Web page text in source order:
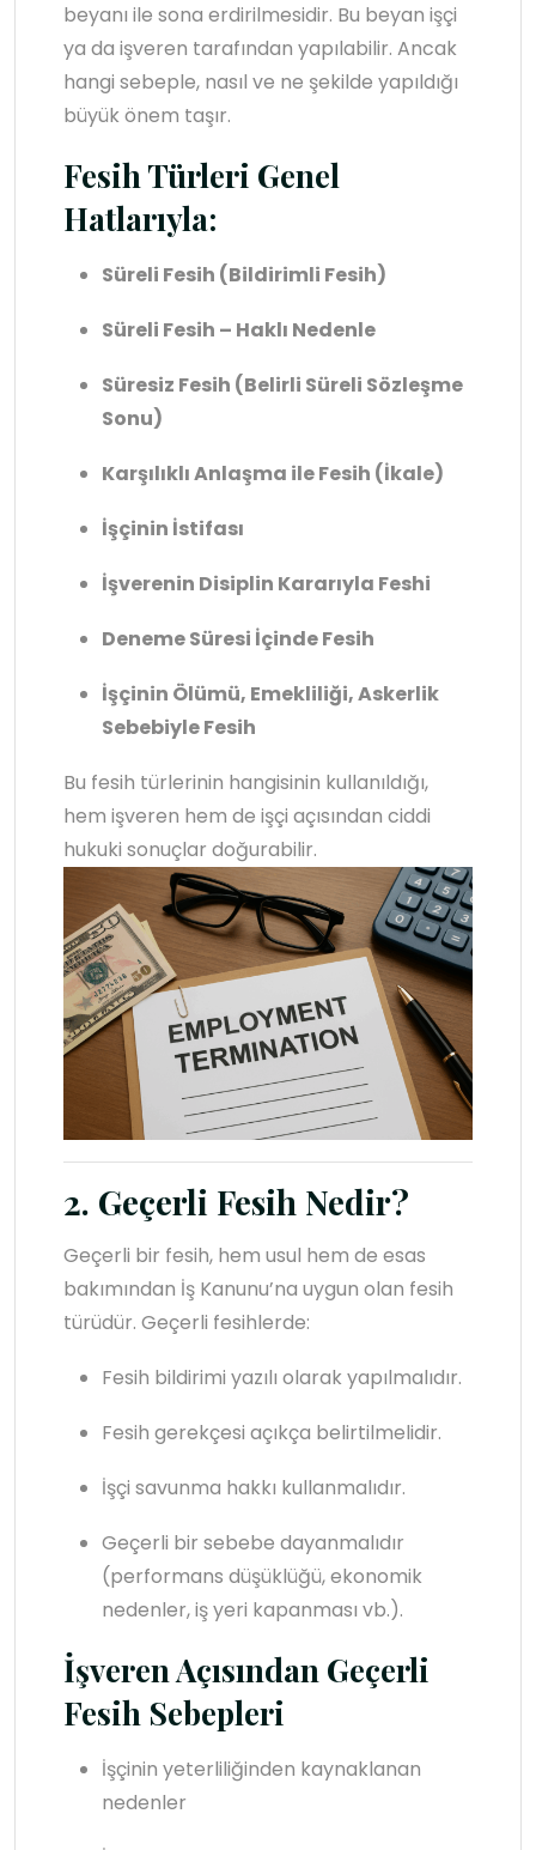
beyanı ile sona erdirilmesidir. Bu beyan işçi
ya da işveren tarafından yapılabilir. Ancak
hangi sebeple, nasıl ve ne şekilde yapıldığı
büyük önem taşır.
Fesih Türleri Genel
Hatlarıyla:
Süreli Fesih (Bildirimli Fesih)
Süreli Fesih – Haklı Nedenle
Süresiz Fesih (Belirli Süreli Sözleşme
Sonu)
Karşılıklı Anlaşma ile Fesih (İkale)
İşçinin İstifası
İşverenin Disiplin Kararıyla Feshi
Deneme Süresi İçinde Fesih
İşçinin Ölümü, Emekliliği, Askerlik
Sebebiyle Fesih
Bu fesih türlerinin hangisinin kullanıldığı,
hem işveren hem de işçi açısından ciddi
hukuki sonuçlar doğurabilir.
2. Geçerli Fesih Nedir?
Geçerli bir fesih, hem usul hem de esas
bakımından İş Kanunu’na uygun olan fesih
türüdür. Geçerli fesihlerde:
Fesih bildirimi yazılı olarak yapılmalıdır.
Fesih gerekçesi açıkça belirtilmelidir.
İşçi savunma hakkı kullanmalıdır.
Geçerli bir sebebe dayanmalıdır
(performans düşüklüğü, ekonomik
nedenler, iş yeri kapanması vb.).
İşveren Açısından Geçerli
Fesih Sebepleri
İşçinin yeterliliğinden kaynaklanan
nedenler